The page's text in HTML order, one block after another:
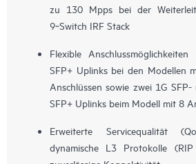
zu 130 Mpps bei der
9‑Switch IRF Stack
Flexible
SFP+ Uplinks bei den Modellen
Anschlüssen sowie zwei 1G
SFP+ Uplinks beim Modell mit 8
Erweiterte Servicequalität
dynamische L3 Protokolle